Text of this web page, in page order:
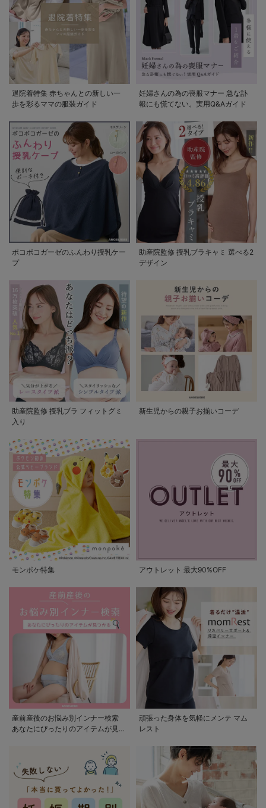
退院着特集 赤ちゃんとの新しい一
歩を彩るママの服装ガイド
妊婦さんの為の喪服マナー 急な訃
報にも慌てない。実用Q&Aガイド
ポコポコガーゼのふんわり授乳ケー
プ
助産院監修 授乳ブラキャミ 選べる2
デザイン
助産院監修 授乳ブラ フィットグミ
入り
新生児からの親子お揃いコーデ
モンポケ特集 アウトレット 最大90%OFF
産前産後のお悩み別インナー検索
あなたにぴったりのアイテムが見つ
頑張った身体を気軽にメンテ マム
レスト